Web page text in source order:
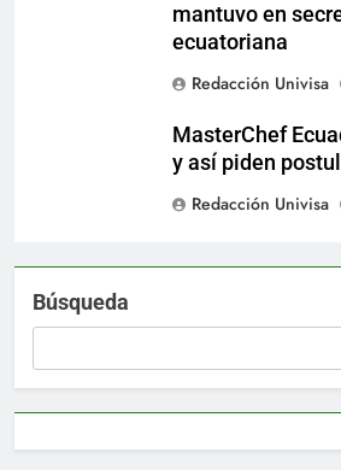
mantuvo en
ecuatoriana
Redacción Univisa
MasterChef
y así piden
Redacción Univisa
Búsqueda